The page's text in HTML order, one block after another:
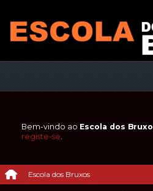
Bem-vindo ao Escola dos
registe-se.
Escola dos Bruxos